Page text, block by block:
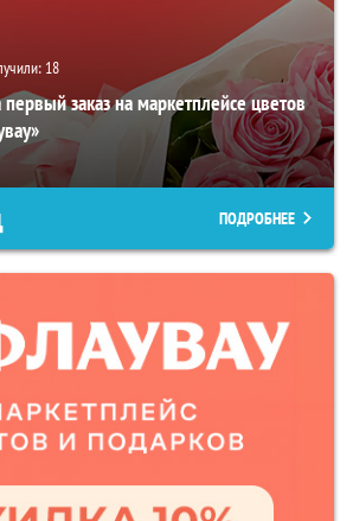
18
заказ на маркетплейсе цветов
ПОДРОБНЕЕ